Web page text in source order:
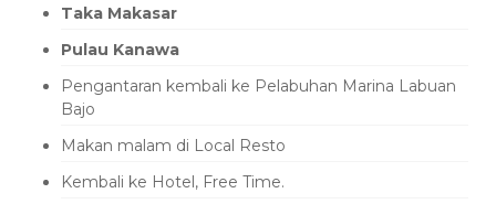
Taka Makasar
Pulau Kanawa
Pengantaran kembali ke Pelabuhan Marina Labuan
Bajo
Makan malam di Local Resto
Kembali ke Hotel, Free Time.